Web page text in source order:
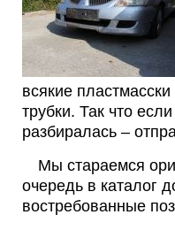
всякие
трубки. Так что
разбиралась –
Мы стараемся
очередь в каталог
востребованные